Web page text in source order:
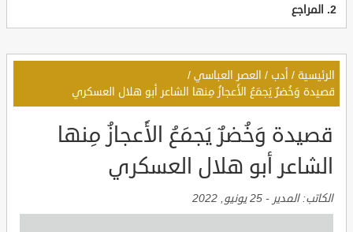
المراجع
الرئيسية / أدب / العصر العباسي /
قصيدة وَخُضرٌ يَجمَعُ الأَعجازُ مِنها الشاعر أبو هلال العسكري
قصيدة وَخُضرٌ يَجمَعُ الأَعجازُ مِنها
الشاعر أبو هلال العسكري
الكاتب:المدير - 25 يونيو, 2022